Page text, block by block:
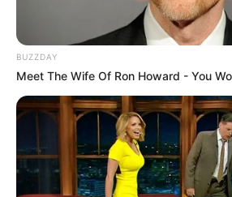
BUZZDAY
Meet The Wife Of Ron Howard - You